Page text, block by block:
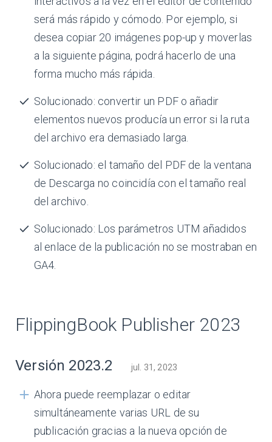
será más rápido y cómodo. Por ejemplo, si
desea copiar 20 imágenes pop-up y moverlas
a la siguiente página, podrá hacerlo de una
forma mucho más rápida.
Solucionado: convertir un PDF o añadir
elementos nuevos producía un error si la ruta
del archivo era demasiado larga.
Solucionado: el tamaño del PDF de la ventana
de Descarga no coincidía con el tamaño real
del archivo.
Solucionado: Los parámetros UTM añadidos
al enlace de la publicación no se mostraban en
GA4.
FlippingBook Publisher 2023
Versión 2023.2 jul. 31, 2023
Ahora puede reemplazar o editar
simultáneamente varias URL de su
publicación gracias a la nueva opción de